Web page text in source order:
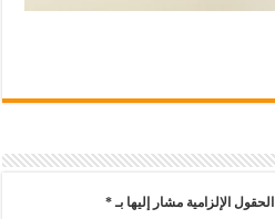
الحقول الإلزامية مشار إليها بـ*